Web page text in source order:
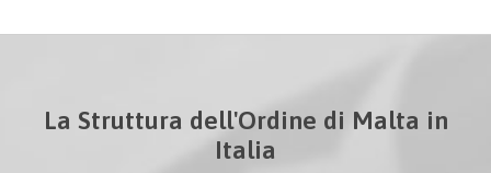
La Struttura dell'Ordine di Malta in
Italia